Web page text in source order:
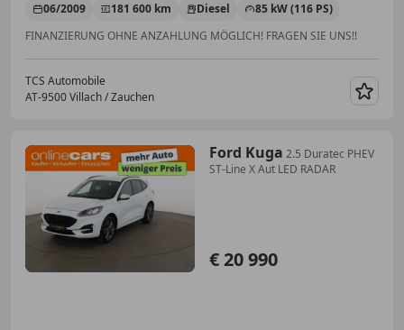
06/2009 181 600 km Diesel
85 kW (116 PS)
FINANZIERUNG OHNE ANZAHLUNG MÖGLICH! FRAGEN SIE UNS!!
TCS Automobile
AT-9500 Villach / Zauchen
Ford Kuga 2.5 Duratec PHEV
ST-Line X Aut LED RADAR
€ 20 990